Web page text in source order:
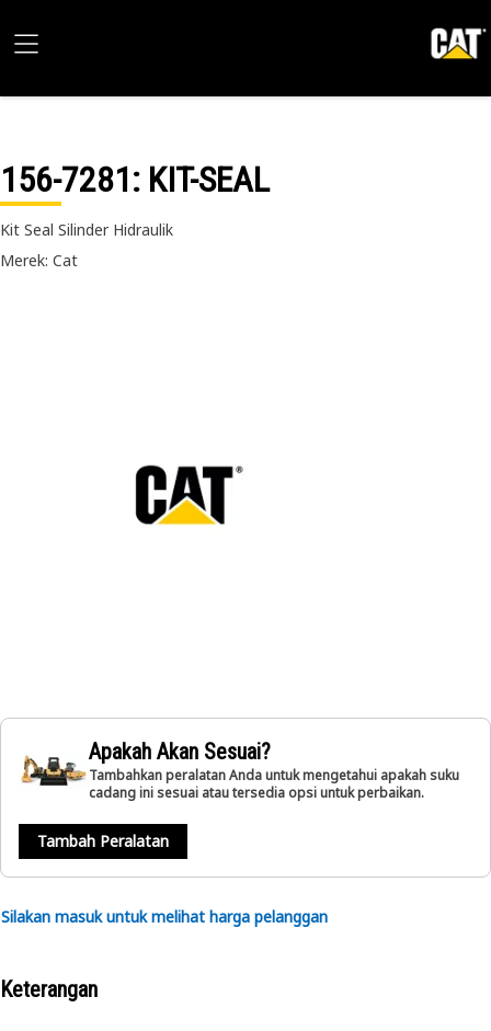
156-7281: KIT-SEAL
Kit Seal Silinder Hidraulik
Merek: Cat
Apakah Akan Sesuai?
Tambahkan peralatan Anda untuk mengetahui apakah suku
cadang ini sesuai atau tersedia opsi untuk perbaikan.
Tambah Peralatan
Silakan masuk untuk melihat harga pelanggan
Keterangan